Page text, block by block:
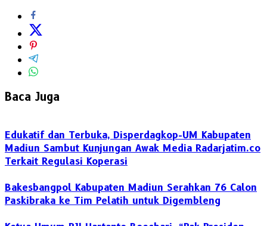
Baca Juga
Edukatif dan Terbuka, Disperdagkop-UM Kabupaten
Madiun Sambut Kunjungan Awak Media Radarjatim.co
Terkait Regulasi Koperasi
Bakesbangpol Kabupaten Madiun Serahkan 76 Calon
Paskibraka ke Tim Pelatih untuk Digembleng